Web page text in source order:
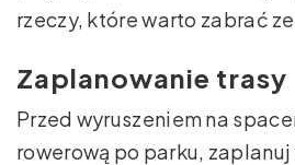
rzeczy, które warto zabrać
Zaplanowanie trasy
Przed wyruszeniem na
rowerową po parku,